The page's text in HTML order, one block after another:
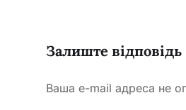
Залиште відповідь
Ваша e-mail адреса не